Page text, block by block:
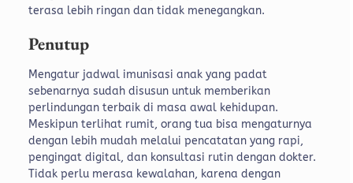
terasa lebih ringan dan tidak menegangkan.
Penutup
Mengatur jadwal imunisasi anak yang padat
sebenarnya sudah disusun untuk memberikan
perlindungan terbaik di masa awal kehidupan.
Meskipun terlihat rumit, orang tua bisa mengaturnya
dengan lebih mudah melalui pencatatan yang rapi,
pengingat digital, dan konsultasi rutin dengan dokter.
Tidak perlu merasa kewalahan, karena dengan